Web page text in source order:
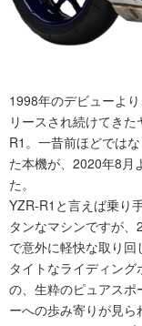
1998年のデビューよ
リースされ続けてき
R1。一昔前ほどでは
た本機が、2020年8月
た。
YZR-R1と言えば乗り
タンなマシンですが
で意外に軽快な取り
タイトなライディン
の、生粋のピュアス
ーへの歩み寄りが見